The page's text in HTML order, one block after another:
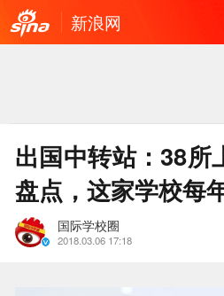
新浪网
出国中转站：38所
盘点，这家学校每
国际学校圈
2018.03.06 17:18